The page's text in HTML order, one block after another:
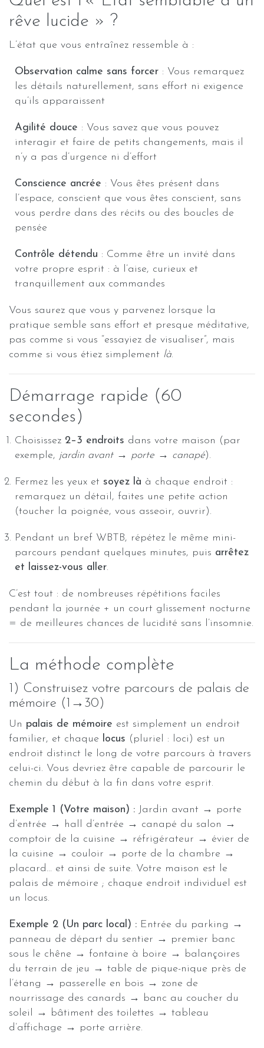
rêve lucide » ?
L’état que vous entraînez ressemble à :
Observation calme sans forcer : Vous remarquez
les détails naturellement, sans effort ni exigence
qu’ils apparaissent
Agilité douce : Vous savez que vous pouvez
interagir et faire de petits changements, mais il
n’y a pas d’urgence ni d’effort
Conscience ancrée : Vous êtes présent dans
l’espace, conscient que vous êtes conscient, sans
vous perdre dans des récits ou des boucles de
pensée
Contrôle détendu : Comme être un invité dans
votre propre esprit : à l’aise, curieux et
tranquillement aux commandes
Vous saurez que vous y parvenez lorsque la
pratique semble sans effort et presque méditative,
pas comme si vous “essayiez de visualiser”, mais
comme si vous étiez simplement là.
Démarrage rapide (60
secondes)
Choisissez 2–3 endroits dans votre maison (par
exemple, jardin avant → porte → canapé).
Fermez les yeux et soyez là à chaque endroit :
remarquez un détail, faites une petite action
(toucher la poignée, vous asseoir, ouvrir).
Pendant un bref WBTB, répétez le même mini-
parcours pendant quelques minutes, puis arrêtez
et laissez-vous aller.
C’est tout : de nombreuses répétitions faciles
pendant la journée + un court glissement nocturne
= de meilleures chances de lucidité sans l’insomnie.
La méthode complète
1) Construisez votre parcours de palais de
mémoire (1→30)
Un palais de mémoire est simplement un endroit
familier, et chaque locus (pluriel : loci) est un
endroit distinct le long de votre parcours à travers
celui-ci. Vous devriez être capable de parcourir le
chemin du début à la fin dans votre esprit.
Exemple 1 (Votre maison) : Jardin avant → porte
d’entrée → hall d’entrée → canapé du salon →
comptoir de la cuisine → réfrigérateur → évier de
la cuisine → couloir → porte de la chambre →
placard… et ainsi de suite. Votre maison est le
palais de mémoire ; chaque endroit individuel est
un locus.
Exemple 2 (Un parc local) : Entrée du parking →
panneau de départ du sentier → premier banc
sous le chêne → fontaine à boire → balançoires
du terrain de jeu → table de pique-nique près de
l’étang → passerelle en bois → zone de
nourrissage des canards → banc au coucher du
soleil → bâtiment des toilettes → tableau
d’affichage → porte arrière.